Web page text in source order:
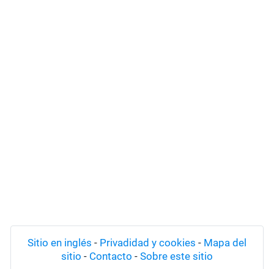
Sitio en inglés - Privadidad y cookies - Mapa del
sitio - Contacto - Sobre este sitio